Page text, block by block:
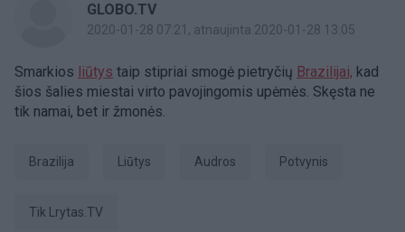
GLOBO.TV
2020-01-28 07:21 , atnaujinta 2020-01-28 13:05
Smarkios liūtys taip stipriai smogė pietryčių Brazilijai, kad
šios šalies miestai virto pavojingomis upėmės. Skęsta ne
tik namai, bet ir žmonės.
Brazilija liūtys audros potvynis
tik Lrytas.TV